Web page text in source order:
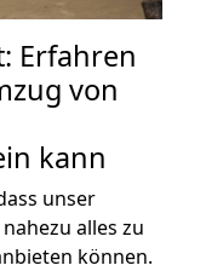
Erfahren
von
kann
unser
alles zu
können.